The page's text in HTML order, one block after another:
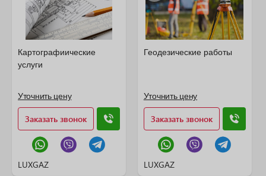
Картографиические
услуги
Уточнить цену
Заказать звонок
LUXGAZ
Геодезические работы
Уточнить цену
Заказать звонок
LUXGAZ